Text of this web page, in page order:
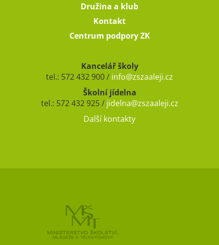
Družina a klub
Kontakt
Centrum podpory ZK
Kancelář školy
tel.: 572 432 900 / info@zszaaleji.cz
Školní jídelna
tel.: 572 432 925 / jidelna@zszaaleji.cz
Další kontakty